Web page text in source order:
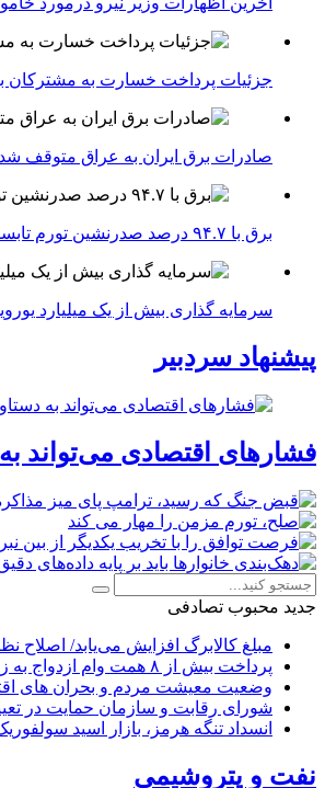
جزئیات پرداخت خسارت به مشترکان
صادرات برق ایران به عراق متوقف
برق با ۹۴.۷ درصد صدرنشین تورم تابستانی!
سرمایه گذاری بیش از یک میلیارد
پیشنهاد سردبیر
فشارهای اقتصادی می‌تواند
جدید محبوب تصادفی
مبلغ کالابرگ افزایش می‌یابد/ اصلاح
پرداخت بیش از ۸ همت وام ازدواج به زوج‌های جوان توسط بانک ملی ایران
وضعیت معیشت مردم و بحران های
شورای رقابت و سازمان حمایت در
انسداد تنگه هرمز، بازار اسید
نفت و پتروشیمی